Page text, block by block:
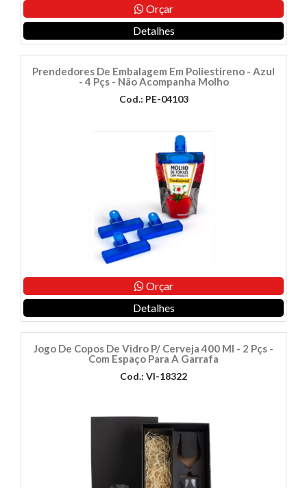
Orçar
Detalhes
Prendedores De Embalagem Em Poliestireno - Azul
- 4 Pçs - Não Acompanha Molho
Cod.: PE-04103
Orçar
Detalhes
Jogo De Copos De Vidro P/ Cerveja 400 Ml - 2 Pçs -
Com Espaço Para A Garrafa
Cod.: VI-18322